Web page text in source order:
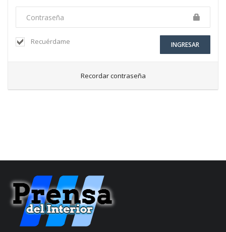
Recuérdame INGRESAR
Recordar contraseña